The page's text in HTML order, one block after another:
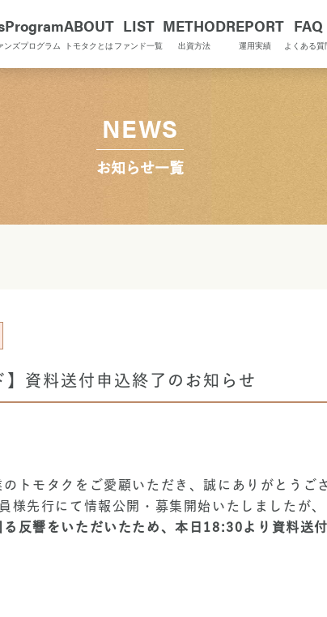
ンズプログラム
ABOUT
トモタクとは
LIST
ファンド一覧
METHOD
出資方法
REPORT
運用実績
FAQ
よくある質
NEWS
お知らせ一覧
】資料送付申込終了のお知らせ
トモタクをご愛顧いただき、誠にありがとうご
様先行にて情報公開・募集開始いたしましたが、
反響をいただいたため、本日18:30より資料送